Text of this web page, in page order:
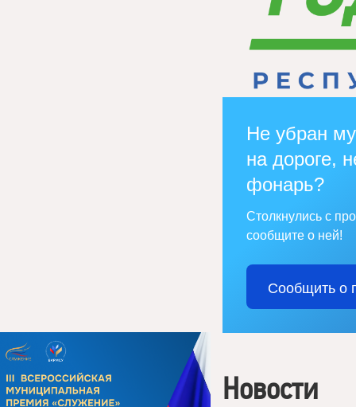
Не убран
на дороге,
фонарь?
Столкнулись с
сообщите о ней!
Сообщить о
Новости